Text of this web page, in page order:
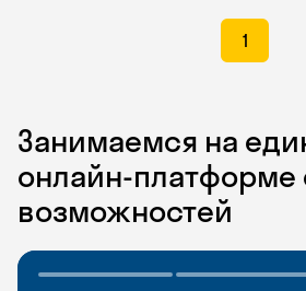
1
Занимаемся на
онлайн-платформе
возможностей